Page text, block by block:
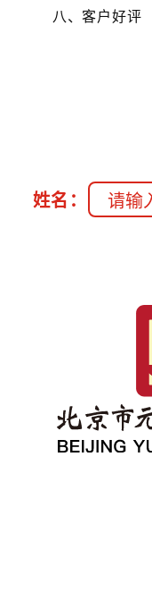
八、客户好评
姓名：